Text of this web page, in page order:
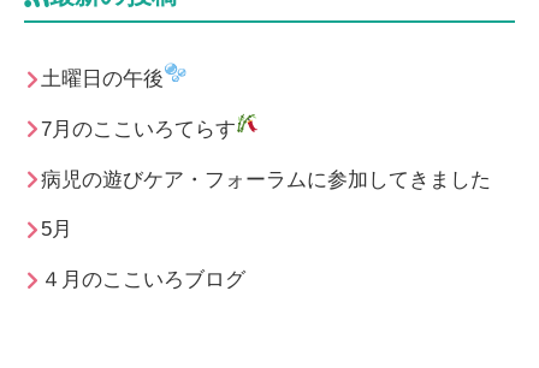
土曜日の午後
7月のここいろてらす
病児の遊びケア・フォーラムに参加してきました
5月
４月のここいろブログ